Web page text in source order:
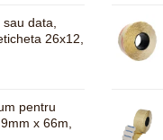
data,
26x12,
pentru
x 66m,